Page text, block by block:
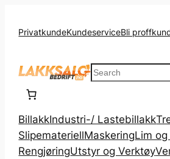
PrivatkundeKundeserviceBli
Search
BillakkIndustri-/ Lastebillakk
SlipemateriellMaskeringLim
RengjøringUtstyr og Verktøy